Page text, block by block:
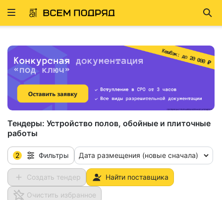
Развернуть
Тендеры: Устройство полов, обойные и плиточные
работы
2 Фильтры Дата размещения (новые сначала)
Создать тендер Найти поставщика
Очистить избранное